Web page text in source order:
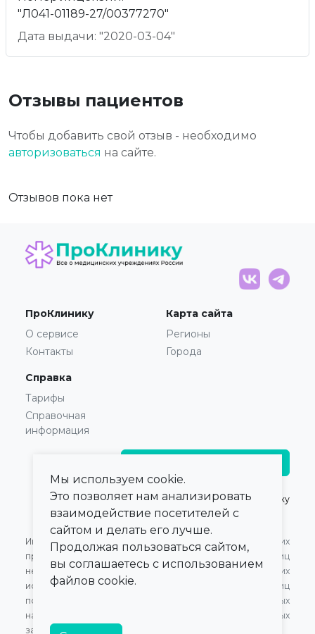
"Л041-01189-27/00377270"
Дата выдачи: "2020-03-04"
Отзывы пациентов
Чтобы добавить свой отзыв - необходимо
авторизоваться на сайте.
Отзывов пока нет
ПроКлинику
О сервисе
Контакты
Карта сайта
Регионы
Города
Справка
Тарифы
Справочная
информация
© 2021 — 2026,ПроКлинику
Информация,
представленная на сайте,
не может быть
использована для
постановки диагноза,
назначения лечения и не
заменяет прием врача.
Оферта для Юридических
лиц
Оферта для Физических
лиц
Обработка персональных
данных
Мы используем cookie.
Это позволяет нам анализировать
взаимодействие посетителей с
сайтом и делать его лучше.
Продолжая пользоваться сайтом,
вы соглашаетесь с использованием
файлов cookie.